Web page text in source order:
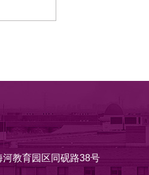
河教育园区同砚路38号